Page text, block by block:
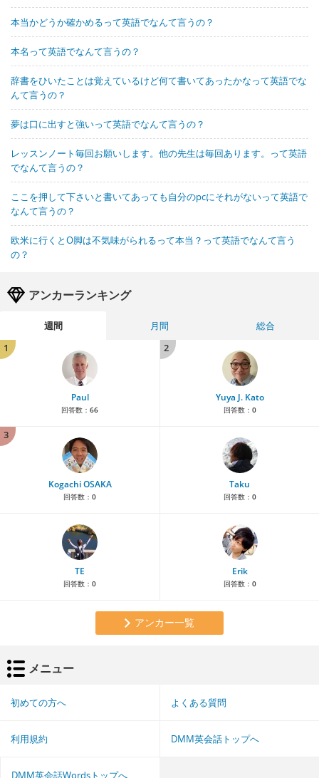
本当かどうか確かめるって英語でなんて言うの？
本名って英語でなんて言うの？
辞書をひいたことは覚えているけど何て書いてあったかなって英語でな
んて言うの？
夢は口に出すと強いって英語でなんて言うの？
レッスンノート毎回お願いします。他の先生は毎回あります。って英語
でなんて言うの？
ここを押して下さいと書いてあっても自分のpcにそれがないって英語で
なんて言うの？
欧米に行くとO脚は不気味がられるって本当？って英語でなんて言う
の？
アンカーランキング
週間 月間
総合
1
Paul
回答数： 66
2
Yuya J. Kato
回答数： 0
3
Kogachi OSAKA
回答数： 0
Taku
回答数： 0
TE
回答数： 0
Erik
回答数： 0
アンカー一覧
メニュー
初めての方へ よくある質問
利用規約 DMM英会話トップへ
DMM英会話Wordsトップへ